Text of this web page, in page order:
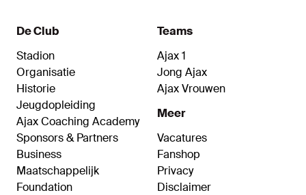
De Club
Stadion
Organisatie
Historie
Jeugdopleiding
Ajax Coaching Academy
Sponsors & Partners
Business
Maatschappelijk
Foundation
Teams
Ajax 1
Jong Ajax
Ajax Vrouwen
Meer
Vacatures
Fanshop
Privacy
Disclaimer